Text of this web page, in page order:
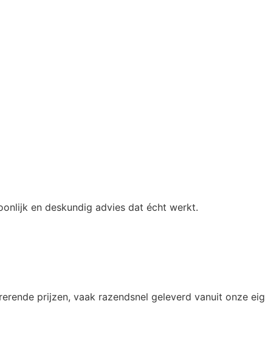
en deskundig advies dat écht werkt.
prijzen, vaak razendsnel geleverd vanuit onze